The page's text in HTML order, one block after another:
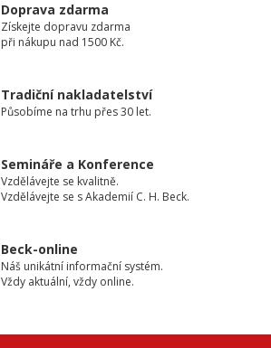
Doprava zdarma
Získejte dopravu zdarma
při nákupu nad 1500 Kč.
Tradiční nakladatelství
Působíme na trhu přes 30 let.
Semináře a Konference
Vzdělávejte se kvalitně.
Vzdělávejte se s Akademií C. H. Beck.
Beck-online
Náš unikátní informační systém.
Vždy aktuální, vždy online.